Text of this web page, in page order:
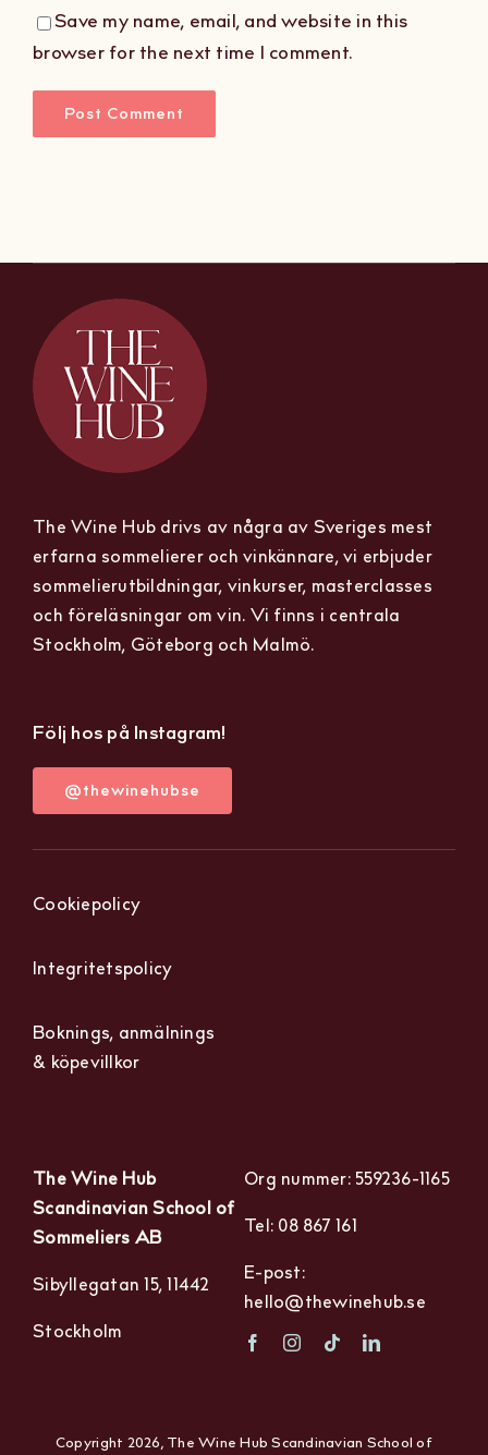
Save my name, email, and website in this
browser for the next time I comment.
The Wine Hub drivs av några av Sveriges mest
erfarna sommelierer och vinkännare, vi erbjuder
sommelierutbildningar, vinkurser, masterclasses
och föreläsningar om vin. Vi finns i centrala
Stockholm, Göteborg och Malmö.
Följ hos på Instagram!
@thewinehubse
Cookiepolicy
Integritetspolicy
Boknings, anmälnings
& köpevillkor
The Wine Hub
Scandinavian School of
Sommeliers AB
Sibyllegatan 15, 11442
Stockholm
Org nummer: 559236-1165
Tel: 08 867 161
E-post:
hello@thewinehub.se
Copyright 2026, The Wine Hub Scandinavian School of